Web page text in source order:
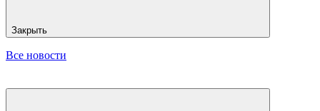
Закрыть
Все новости